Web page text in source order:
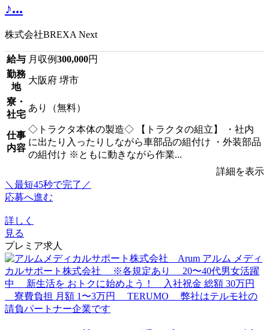
♪...
株式会社BREXA Next
給与 月収例300,000円
勤務
地
大阪府 堺市
寮・
社宅
あり（無料）
仕事
内容
◇トラクタ本体の製造◇ 【トラクタの組立】 ・社内
に出たり入ったりしながら車部品の組付け ・外装部品
の組付け ※ともに動きながら作業...
詳細を表示
＼最短45秒で完了／
応募へ進む
詳しく
見る
プレミア求人